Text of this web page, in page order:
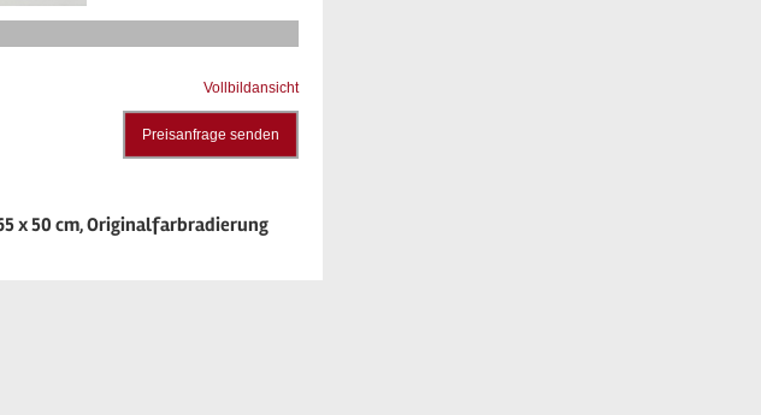
Vollbildansicht
Preisanfrage senden
x 50 cm, Originalfarbradierung